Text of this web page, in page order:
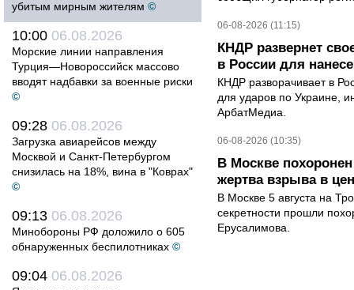
убитым мирным жителям ©
10:00 06.08.2026
Морские линии направления
Турция—Новороссийск массово
вводят надбавки за военные риски
©
09:28 06.08.2026
Загрузка авиарейсов между
Москвой и Санкт-Петербургом
снизилась на 18%, вина в "Коврах"
©
09:13 06.08.2026
Минобороны РФ доложило о 605
обнаруженных беспилотниках ©
09:04 06.08.2026
06-08-2026 (11:15)
КНДР развернет
в России для
КНДР разворачивает в
для ударов по Украине,
АрбатМедиа.
06-08-2026 (10:35)
В Москве
жертва взрыва в
В Москве 5 августа на
секретности прошли
Ерусалимова.